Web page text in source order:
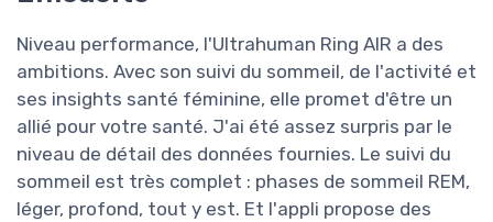
Niveau performance, l'Ultrahuman Ring AIR a des
ambitions. Avec son suivi du sommeil, de l'activité et
ses insights santé féminine, elle promet d'être un
allié pour votre santé. J'ai été assez surpris par le
niveau de détail des données fournies. Le suivi du
sommeil est très complet : phases de sommeil REM,
léger, profond, tout y est. Et l'appli propose des